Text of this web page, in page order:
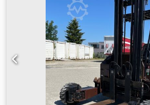
۱۲۲ میلی‌متر , ضخامت چنگال:
۲٬۵۹۲ میلی‌متر , نوع تایر جلو:لاستیک های
پنوماتیک (پر شده با هوا), اندازه لاستیک جلو:
های پنوماتیک (پر شده با هوا), سایز تایر عقب:
10x16,5 IND 10
, طول کل:۲٬۸۵۸
۲٬۴۰۶ میلی‌متر , رنگ:سبز, تجهیزات:
افزونه
تنظیم, جابجایی جانبی, روشنایی, سوابق کامل
سرویس, محافظ جلو, محافظ سر, نشان CE, چنگال جمع شونده,
چنگال پالت, چهار چرخ محرک, کابین